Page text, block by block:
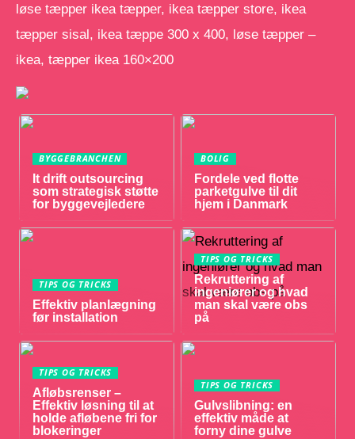
løse tæpper ikea tæpper, ikea tæpper store, ikea
tæpper sisal, ikea tæppe 300 x 400, løse tæpper –
ikea, tæpper ikea 160×200
BYGGEBRANCHEN
It drift outsourcing
som strategisk støtte
for byggevejledere
BOLIG
Fordele ved flotte
parketgulve til dit
hjem i Danmark
TIPS OG TRICKS
Effektiv planlægning
før installation
TIPS OG TRICKS
Rekruttering af
ingeniører og hvad
man skal være obs
på
TIPS OG TRICKS
Afløbsrenser –
Effektiv løsning til at
holde afløbene fri for
blokeringer
TIPS OG TRICKS
Gulvslibning: en
effektiv måde at
forny dine gulve